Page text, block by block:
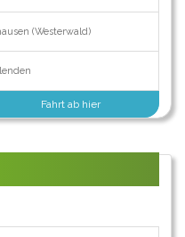
(Westerwald)
Fahrt ab hier